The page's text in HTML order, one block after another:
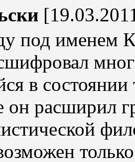
под именем
в
он расширил